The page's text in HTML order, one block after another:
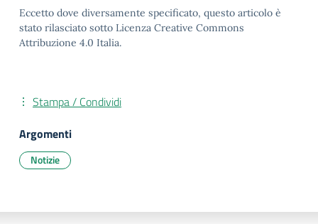
Eccetto dove diversamente specificato, questo articolo è
stato rilasciato sotto Licenza Creative Commons
Attribuzione 4.0 Italia.
Stampa / Condividi
Argomenti
Notizie